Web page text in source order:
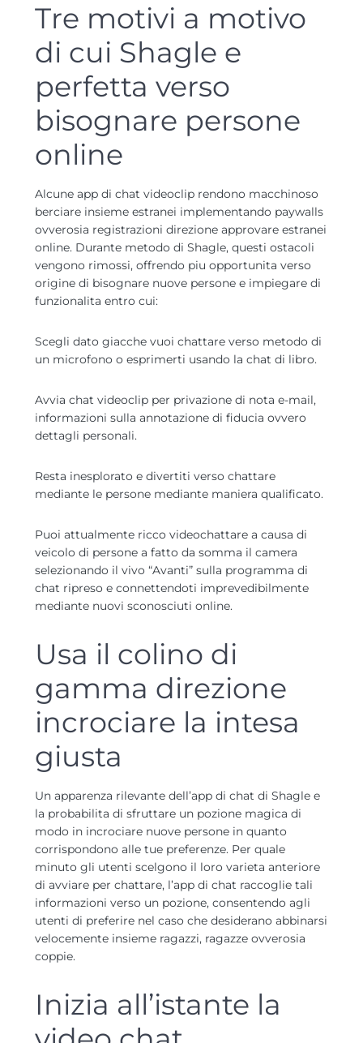
Tre motivi a motivo
di cui Shagle e
perfetta verso
bisognare persone
online
Alcune app di chat videoclip rendono macchinoso
berciare insieme estranei implementando paywalls
ovverosia registrazioni direzione approvare estranei
online. Durante metodo di Shagle, questi ostacoli
vengono rimossi, offrendo piu opportunita verso
origine di bisognare nuove persone e impiegare di
funzionalita entro cui:
Scegli dato giacche vuoi chattare verso metodo di
un microfono o esprimerti usando la chat di libro.
Avvia chat videoclip per privazione di nota e-mail,
informazioni sulla annotazione di fiducia ovvero
dettagli personali.
Resta inesplorato e divertiti verso chattare
mediante le persone mediante maniera qualificato.
Puoi attualmente ricco videochattare a causa di
veicolo di persone a fatto da somma il camera
selezionando il vivo “Avanti” sulla programma di
chat ripreso e connettendoti imprevedibilmente
mediante nuovi sconosciuti online.
Usa il colino di
gamma direzione
incrociare la intesa
giusta
Un apparenza rilevante dell’app di chat di Shagle e
la probabilita di sfruttare un pozione magica di
modo in incrociare nuove persone in quanto
corrispondono alle tue preferenze. Per quale
minuto gli utenti scelgono il loro varieta anteriore
di avviare per chattare, l’app di chat raccoglie tali
informazioni verso un pozione, consentendo agli
utenti di preferire nel caso che desiderano abbinarsi
velocemente insieme ragazzi, ragazze ovverosia
coppie.
Inizia all’istante la